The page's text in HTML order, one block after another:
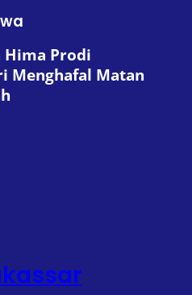
Prodi
Menghafal Matan